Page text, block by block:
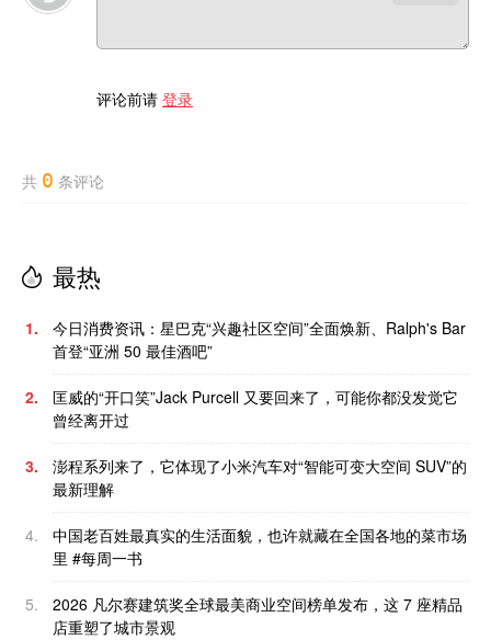
评论前请 登录
共 0 条评论
最热
1.
今日消费资讯：星巴克“兴趣社区空间”全面焕新、Ralph's Bar
首登“亚洲 50 最佳酒吧”
2.
匡威的“开口笑”Jack Purcell 又要回来了，可能你都没发觉它
曾经离开过
3.
澎程系列来了，它体现了小米汽车对“智能可变大空间 SUV”的
最新理解
4.
中国老百姓最真实的生活面貌，也许就藏在全国各地的菜市场
里 #每周一书
5.
2026 凡尔赛建筑奖全球最美商业空间榜单发布，这 7 座精品
店重塑了城市景观